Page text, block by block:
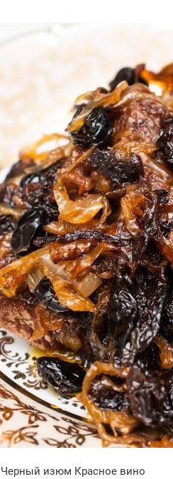
Черный изюм Красное вино